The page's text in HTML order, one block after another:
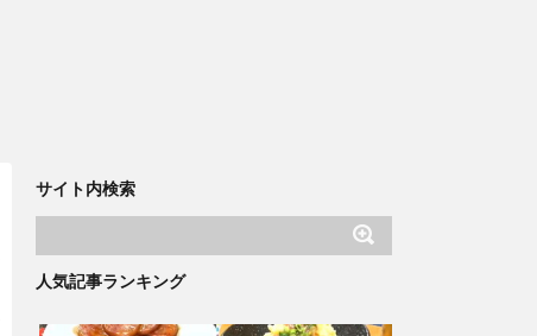
サイト内検索
人気記事ランキング